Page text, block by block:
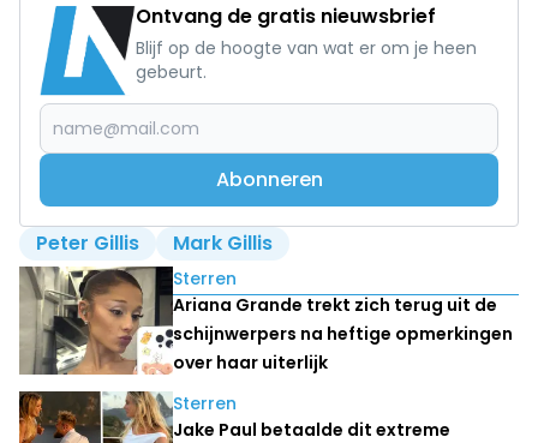
Ontvang de gratis nieuwsbrief
Blijf op de hoogte van wat er om je heen
gebeurt.
Abonneren
Peter Gillis Mark Gillis
Lees ook
Sterren
Ariana Grande trekt zich terug uit de
schijnwerpers na heftige opmerkingen
over haar uiterlijk
Sterren
Jake Paul betaalde dit extreme